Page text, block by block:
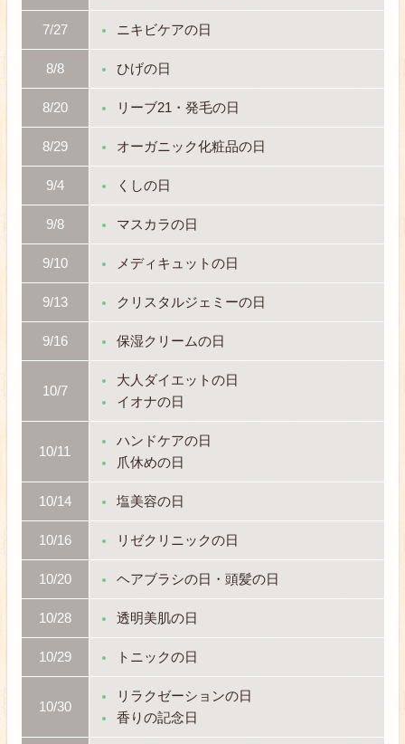
7/27 ニキビケアの日
8/8 ひげの日
8/20 リーブ21・発毛の日
8/29 オーガニック化粧品の日
9/4 くしの日
9/8 マスカラの日
9/10 メディキュットの日
9/13 クリスタルジェミーの日
9/16 保湿クリームの日
10/7
大人ダイエットの日
イオナの日
10/11
ハンドケアの日
爪休めの日
10/14 塩美容の日
10/16 リゼクリニックの日
10/20 ヘアブラシの日・頭髪の日
10/28 透明美肌の日
10/29 トニックの日
10/30
リラクゼーションの日
香りの記念日